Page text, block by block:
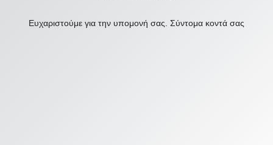
Ευχαριστούμε για την υπομονή σας. Σύντομα κοντά σας